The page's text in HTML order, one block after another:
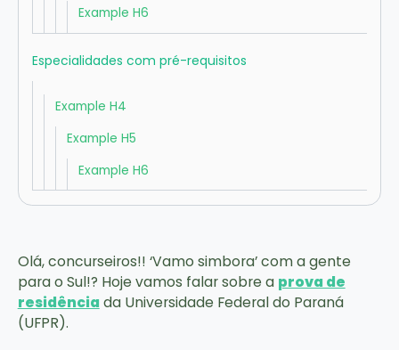
Example H6
Especialidades com pré-requisitos
Example H4
Example H5
Example H6
Olá, concurseiros!! ‘Vamo simbora’ com a gente
para o Sul!? Hoje vamos falar sobre a prova de
residência da Universidade Federal do Paraná
(UFPR).